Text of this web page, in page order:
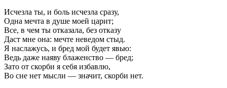
Исчезла ты, и боль исчезла сразу,
Одна мечта в душе моей царит;
Все, в чем ты отказала, без отказу
Даст мне она: мечте неведом стыд.
Я наслажусь, и бред мой будет явью:
Ведь даже наяву блаженство — бред;
Зато от скорби я себя избавлю,
Во сне нет мысли — значит, скорби нет.